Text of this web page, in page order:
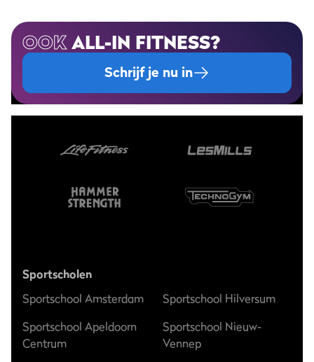
OOKALL-IN FITNESS?
Schrijf je nu in
Sportscholen
Sportschool Amsterdam
Sportschool Apeldoorn
Centrum
Sportschool Hilversum
Sportschool Nieuw-
Vennep